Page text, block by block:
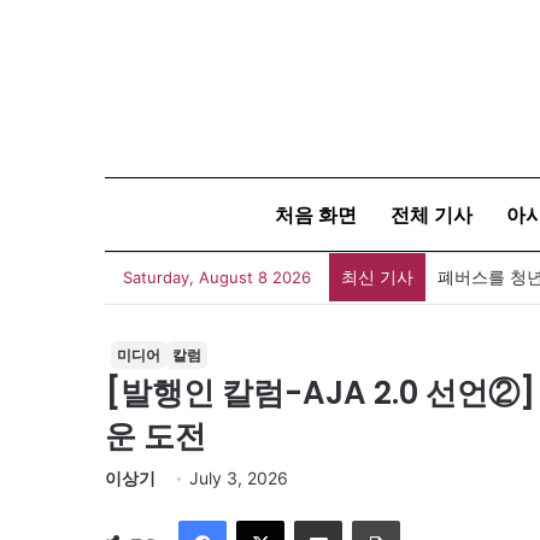
처음 화면 전체 기사 아
Saturday, August 8 2026 최신 기사 폐버스를 청
미디어 칼럼
[발행인 칼럼-AJA 2.0 선언②]
운 도전
이상기 July 3, 2026
Facebook
X 이메일 인쇄